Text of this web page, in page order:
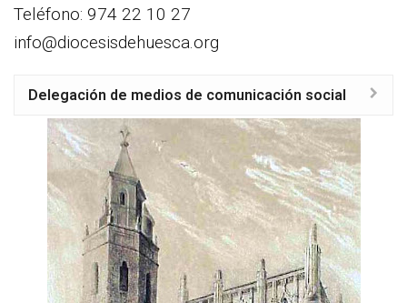
Teléfono: 974 22 10 27
info@diocesisdehuesca.org
Delegación de medios de comunicación social